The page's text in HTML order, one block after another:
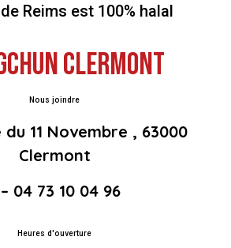
Reims est 100% halal
CLERMONT
Nous joindre
du 11 Novembre , 63000
Clermont
– 04 73 10 04 96
Heures d'ouverture